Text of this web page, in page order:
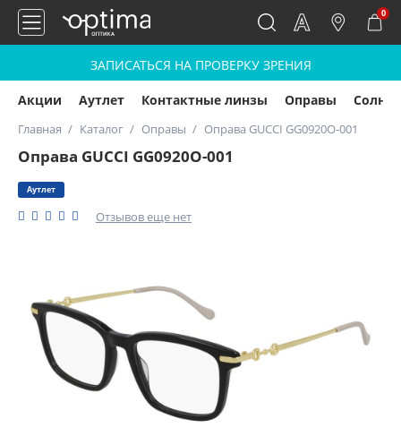
0
ЗАПИСАТЬСЯ НА ПРОВЕРКУ ЗРЕНИЯ
Акции Аутлет Контактные линзы Оправы
Главная Каталог Оправы Оправа GUCCI GG0920O-001
Оправа GUCCI GG0920O-001
Аутлет
Отзывов еще нет